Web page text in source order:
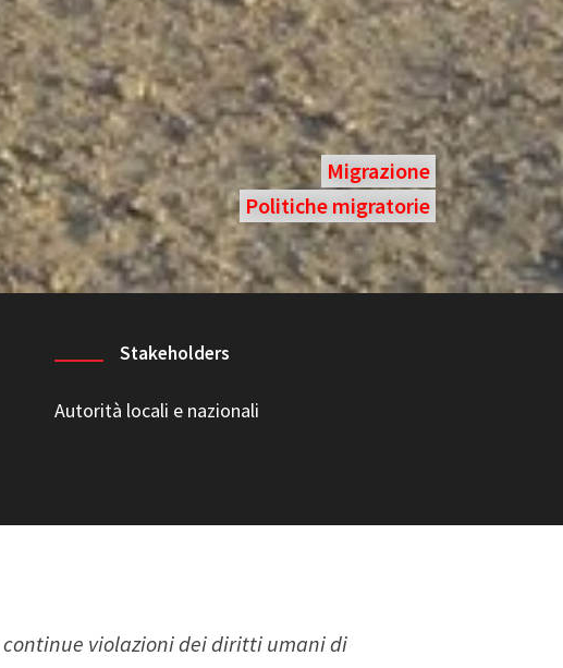
Migrazione
Politiche migratorie
Stakeholders
Autorità locali e nazionali
continue violazioni dei diritti umani di